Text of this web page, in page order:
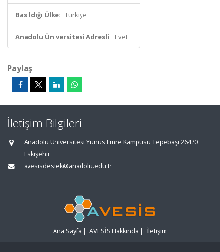
Basıldığı Ülke: Türkiye
Anadolu Üniversitesi Adresli: Evet
Paylaş
İletişim Bilgileri
Anadolu Üniversitesi Yunus Emre Kampüsü Tepebaşı 26470
Eskişehir
avesisdestek@anadolu.edu.tr
Ana Sayfa | AVESİS Hakkında | İletişim